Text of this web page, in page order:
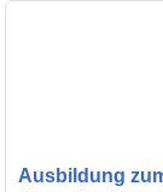
Ausbildung